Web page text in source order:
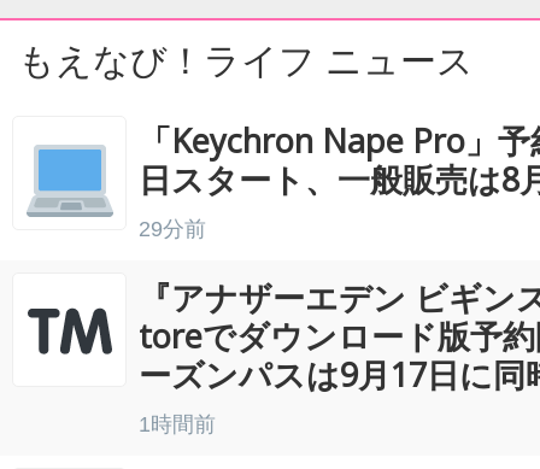
もえなび！ライフ ニュース
「Keychron Nape Pro」
日スタート、一般販売は8
29分前
『アナザーエデン ビギン
toreでダウンロード版予
ーズンパスは9月17日に同
1時間前